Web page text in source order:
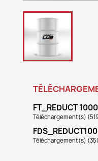
FT_REDUCT 1000
Téléchargement(s)
Téléchargement(s)